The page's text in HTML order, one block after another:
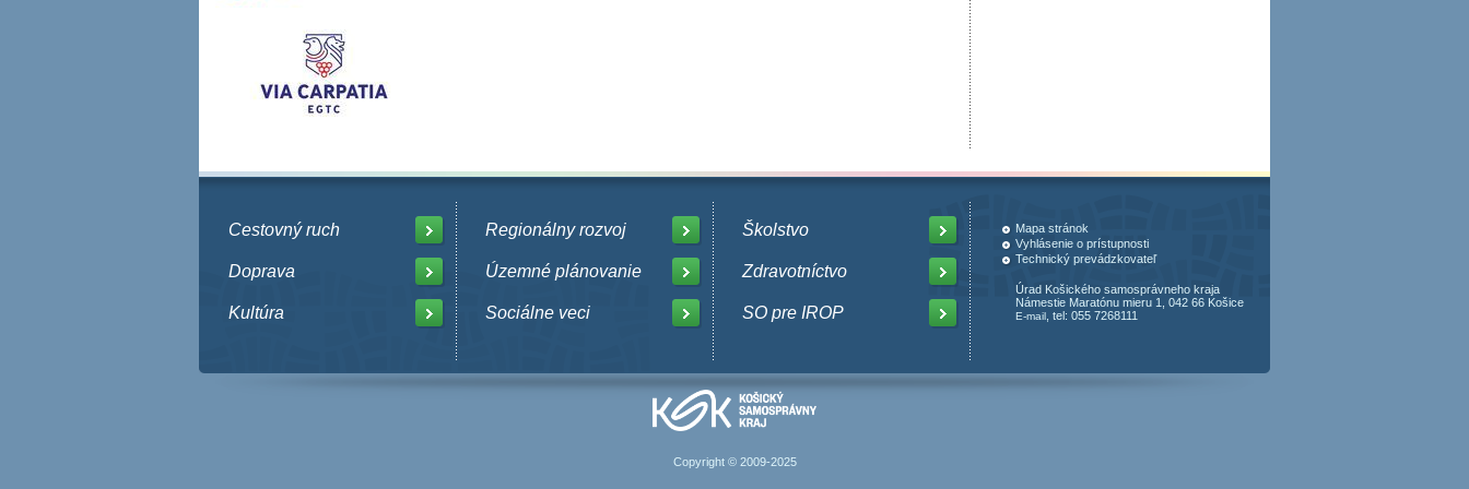
Cestovný ruch
Doprava
Kultúra
Regionálny rozvoj
Územné plánovanie
Sociálne veci
Školstvo
Zdravotníctvo
SO pre IROP
Mapa stránok
Vyhlásenie o prístupnosti
Technický prevádzkovateľ
Úrad Košického samosprávneho kraja
Námestie Maratónu mieru 1, 042 66 Košice
E-mail , tel: 055 7268111
Copyright © 2009-2025